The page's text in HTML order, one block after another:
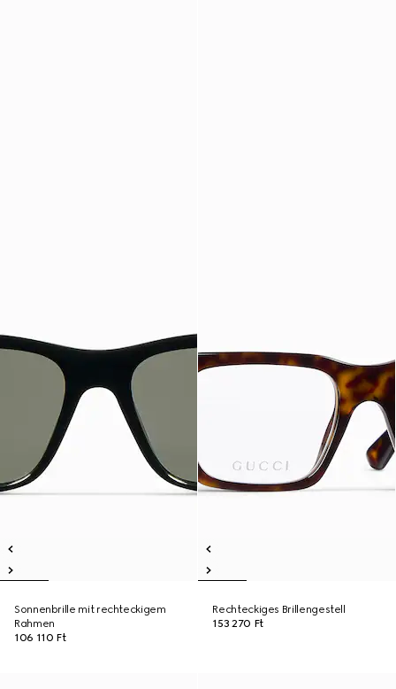
Sonnenbrille mit rechteckigem
Rahmen
106 110 Ft
Rechteckiges Brillengestell
153 270 Ft